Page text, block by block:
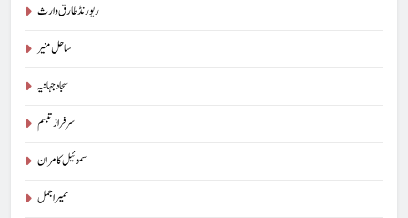
ریورنڈ طارق وارث
ساحل منیر
سجاد جہانیہ
سرفراز تبسم
سموئیل کامران
سمیر اجمل